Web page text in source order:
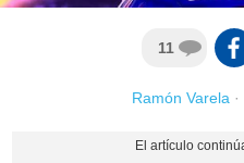
11
Ramón Varela ·